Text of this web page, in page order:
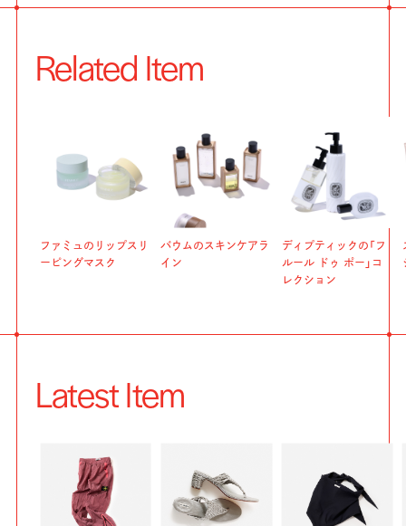
Related Item
ファミュのリップスリ
ーピングマスク
バウムのスキンケアラ
イン
ディプティックの「フ
ルール ドゥ ポー」コ
レクション
Latest Item